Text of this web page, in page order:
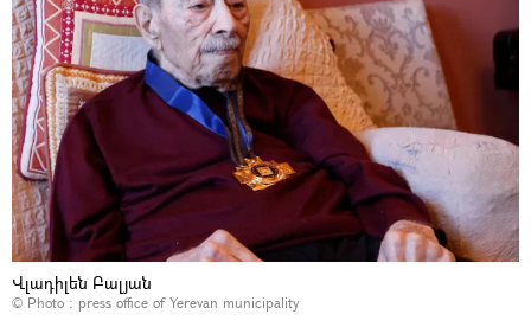
Վլադիլեն Բալյան
© Photo : press office of Yerevan municipality